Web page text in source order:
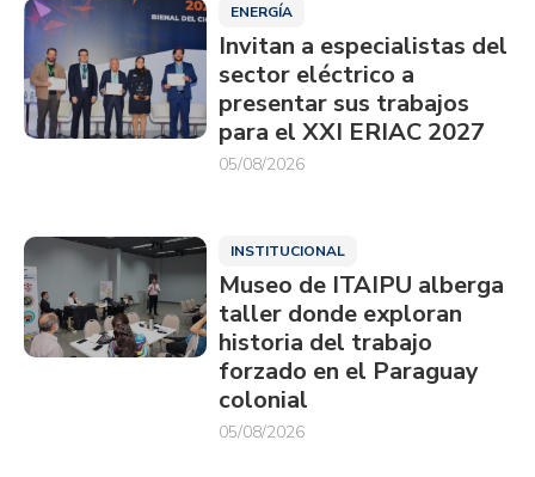
ENERGÍA
Invitan a especialistas del
sector eléctrico a
presentar sus trabajos
para el XXI ERIAC 2027
05/08/2026
INSTITUCIONAL
Museo de ITAIPU alberga
taller donde exploran
historia del trabajo
forzado en el Paraguay
colonial
05/08/2026